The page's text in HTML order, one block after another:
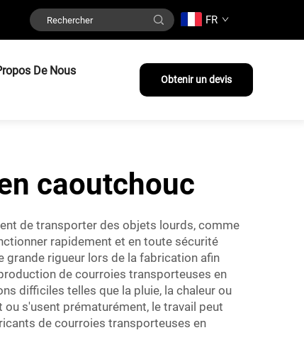
FR
De Nous
Obtenir un devis
caoutchouc
de transporter des objets lourds, comme
rapidement et en toute sécurité
grande rigueur lors de la fabrication afin
de courroies transporteuses en
difficiles telles que la pluie, la chaleur ou
s'usent prématurément, le travail peut
de courroies transporteuses en